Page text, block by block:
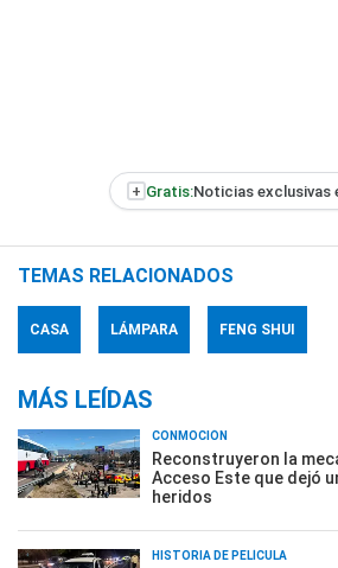
+ Gratis:Noticias exclusivas
TEMAS RELACIONADOS
CASA LÁMPARA FENG SHUI
MÁS LEÍDAS
CONMOCIÓN
Reconstruyeron la
Acceso Este que dejó
heridos
HISTORIA DE PELÍCULA